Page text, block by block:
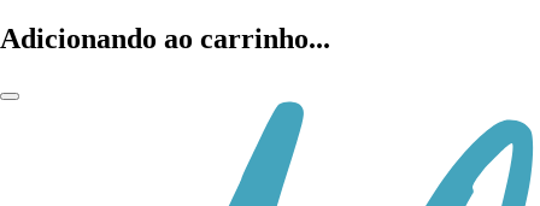
Adicionando ao carrinho...